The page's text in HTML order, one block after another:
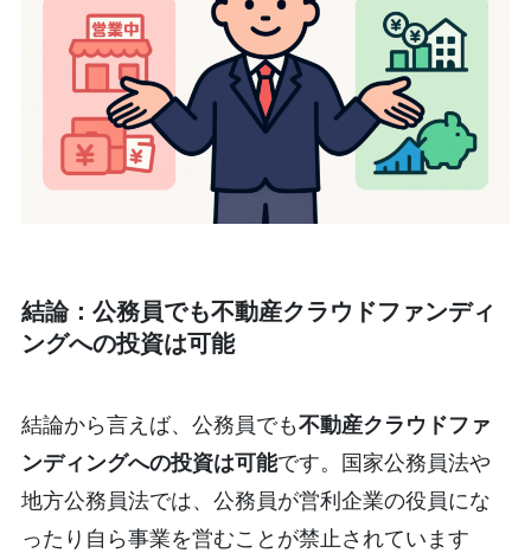
結論：公務員でも不動産クラウドファンディ
ングへの投資は可能
結論から言えば、公務員でも不動産クラウドファ
ンディングへの投資は可能です。国家公務員法や
地方公務員法では、公務員が営利企業の役員にな
ったり自ら事業を営むことが禁止されています